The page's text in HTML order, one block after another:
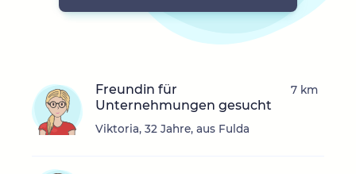
Freundin für
Unternehmungen gesucht
Viktoria, 32 Jahre, aus Fulda
7 km